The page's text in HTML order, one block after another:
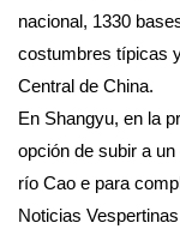
nacional, 1330
costumbres típicas
Central de China.
En Shangyu, en la
opción de subir a
río Cao e para
Noticias